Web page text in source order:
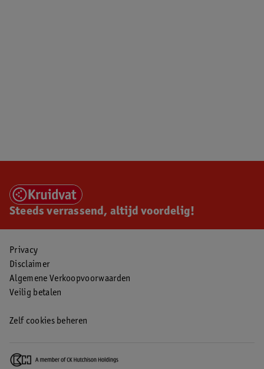
Steeds verrassend, altijd voordelig!
Privacy
Disclaimer
Algemene Verkoopvoorwaarden
Veilig betalen
Zelf cookies beheren